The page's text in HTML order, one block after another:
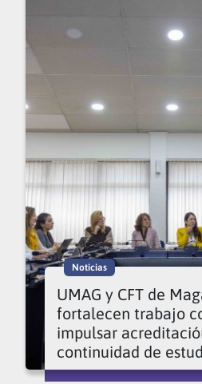
Noticias
UMAG y CFT de
fortalecen trabajo
impulsar
continuidad de